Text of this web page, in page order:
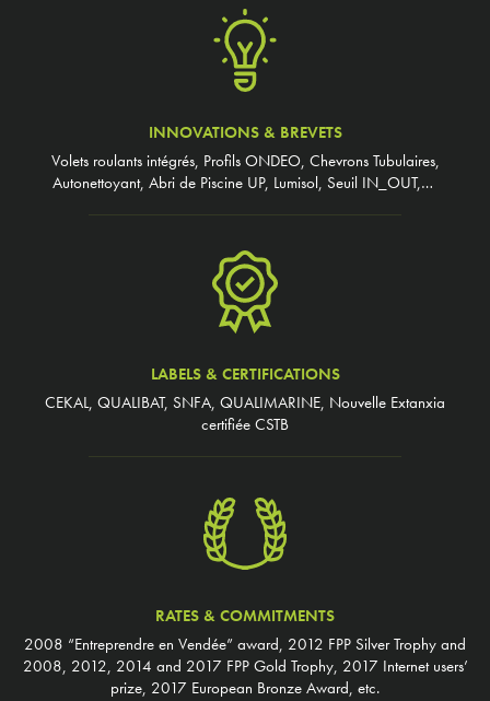
INNOVATIONS & BREVETS
Volets roulants intégrés, Profils ONDEO, Chevrons Tubulaires,
Autonettoyant, Abri de Piscine UP, Lumisol, Seuil IN_OUT,…
LABELS & CERTIFICATIONS
CEKAL, QUALIBAT, SNFA, QUALIMARINE, Nouvelle Extanxia
certifiée CSTB
RATES & COMMITMENTS
2008 “Entreprendre en Vendée” award, 2012 FPP Silver Trophy and
2008, 2012, 2014 and 2017 FPP Gold Trophy, 2017 Internet users’
prize, 2017 European Bronze Award, etc.